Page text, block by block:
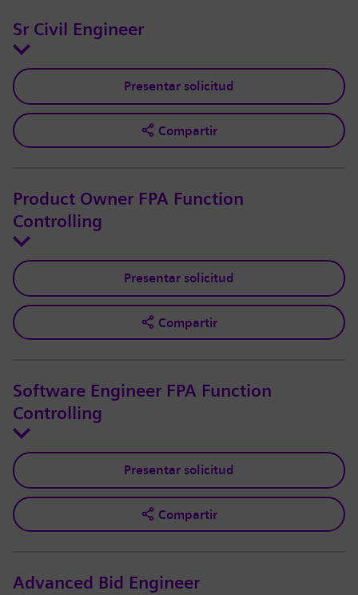
Sr Civil Engineer
Presentar solicitud
Compartir
Product Owner FPA Function
Controlling
Presentar solicitud
Compartir
Software Engineer FPA Function
Controlling
Presentar solicitud
Compartir
Advanced Bid Engineer